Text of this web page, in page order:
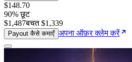
$148.70
90% छूट
$1,487बचत$1,339
Payout कैसे कमाएँ अपना ऑफ़र क्लेम करें